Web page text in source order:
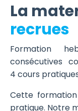
La
recrues
Formation
consécutives
4 cours
Cette
pratique. Notre